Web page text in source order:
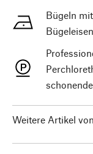
Bügeln
Weitere Artikel von